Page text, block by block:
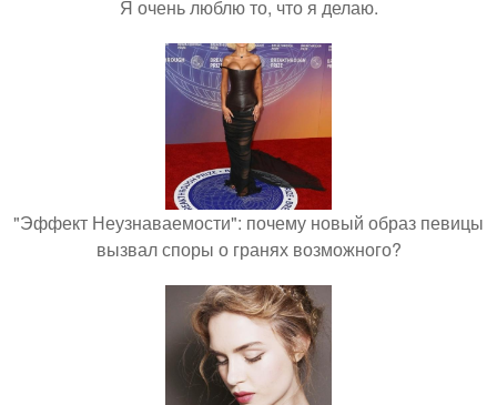
Я очень люблю то, что я делаю.
"Эффект Неузнаваемости": почему новый образ певицы
вызвал споры о гранях возможного?